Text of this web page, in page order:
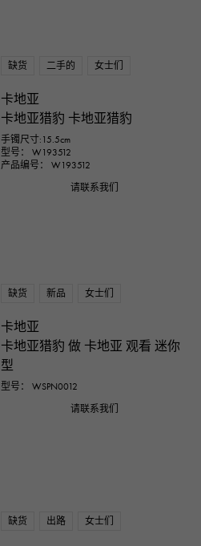
缺货 二手的 女士们
卡地亚
卡地亚猎豹 卡地亚猎豹
手镯尺寸:15.5cm
型号： W193512
产品编号： W193512
请联系我们
缺货 新品 女士们
卡地亚
卡地亚猎豹 做 卡地亚 观看 迷你
型
型号： WSPN0012
请联系我们
缺货 出路 女士们